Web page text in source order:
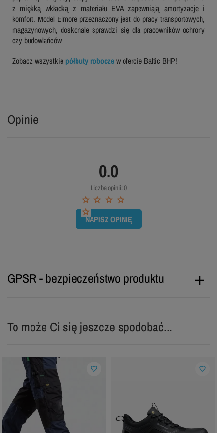
z miękką wkładką z materiału EVA zapewniają amortyzacje i
komfort. Model Elmore przeznaczony jest do pracy transportowych,
magazynowych, doskonale sprawdzi się dla pracowników ochrony
czy budowlańców.
Zobacz wszystkie półbuty roboczew ofercie Baltic BHP!
Opinie
0.0
Liczba opinii: 0
NAPISZ OPINIĘ
GPSR - bezpieczeństwo produktu
To może Ci się jeszcze spodobać...
favorite_border favorite_border